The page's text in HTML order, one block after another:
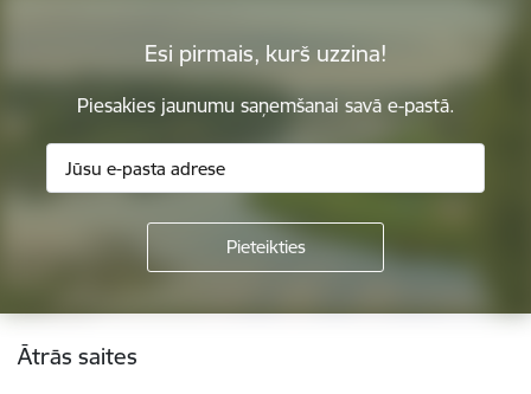
Esi pirmais, kurš uzzina!
Piesakies jaunumu saņemšanai savā e-pastā.
Kājene
Ātrās saites